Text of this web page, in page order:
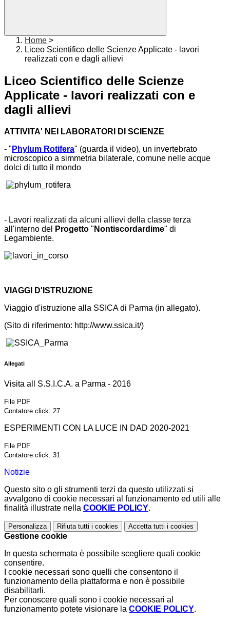
Home >
Liceo Scientifico delle Scienze Applicate - lavori
realizzati con e dagli allievi
Liceo Scientifico delle Scienze
Applicate - lavori realizzati con e
dagli allievi
ATTIVITA' NEI LABORATORI DI SCIENZE
- " Phylum Rotifera" (guarda il video), un invertebrato
microscopico a simmetria bilaterale, comune nelle acque
dolci di tutto il mondo
- Lavori realizzati da alcuni allievi della classe terza
all'interno del
Progetto " Nontiscordardime" di
Legambiente.
VIAGGI D'ISTRUZIONE
Viaggio d'istruzione alla SSICA di Parma (in allegato).
(Sito di riferimento: http://www.ssica.it/)
Allegati
Visita all S.S.I.C.A. a Parma - 2016
File PDF
Contatore click: 27
ESPERIMENTI CON LA LUCE IN DAD 2020-2021
File PDF
Contatore click: 31
Notizie
Questo sito o gli strumenti terzi da questo utilizzati si
avvalgono di cookie necessari al funzionamento ed utili alle
finalità illustrate nella COOKIE POLICY.
Personalizza Rifiuta tutti i cookies Accetta tutti i cookies
Gestione cookie
In questa schermata è possibile scegliere quali cookie
consentire.
I cookie necessari sono quelli che consentono il
funzionamento della piattaforma e non è possibile
disabilitarli.
Per conoscere quali sono i cookie necessari al
funzionamento potete visionare la COOKIE POLICY.